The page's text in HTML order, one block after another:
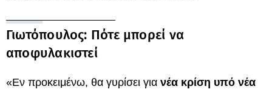
Γιωτόπουλος: Πότε μπορεί να
αποφυλακιστεί
«Εν προκειμένω, θα γυρίσει για νέα κρίση υπό νέα